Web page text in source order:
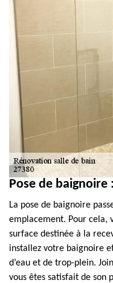
Pose de
La pose de baignoire
emplacement. Pour cela,
surface destinée à la
installez votre baignoire
d’eau et de trop-plein.
vous êtes satisfait de son